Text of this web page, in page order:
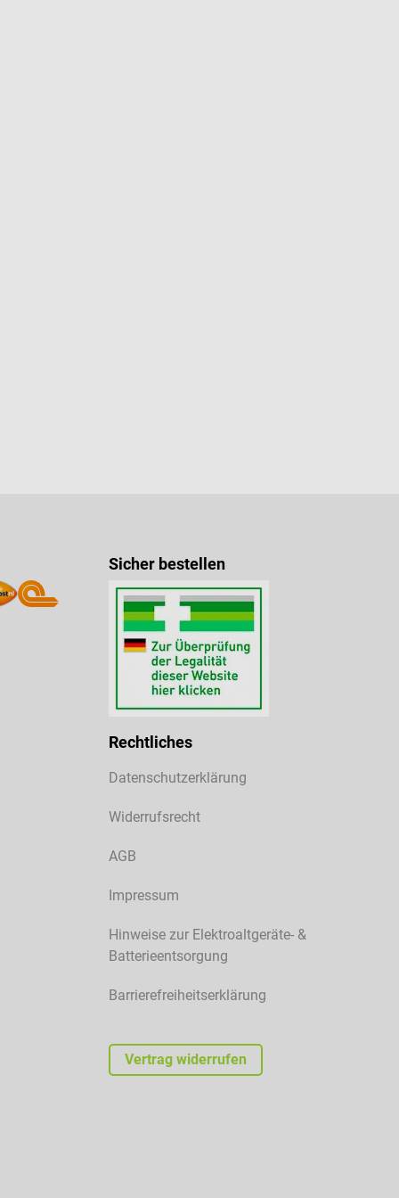
Sicher bestellen
Rechtliches
Datenschutzerklärung
Widerrufsrecht
AGB
Impressum
Hinweise zur Elektroaltgeräte- &
Batterieentsorgung
Barrierefreiheitserklärung
Vertrag widerrufen